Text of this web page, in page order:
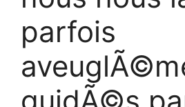
parfois